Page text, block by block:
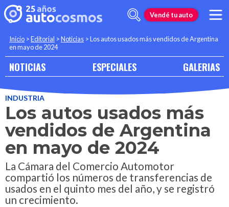
Vendé tu auto
Inicio >Editorial >Noticias >Los autos usados más vendidos de Argentina
en mayo de 2024
NOTICIAS ESPECIALES GALERIAS
INDUSTRIA
Los autos usados más
vendidos de Argentina
en mayo de 2024
La Cámara del Comercio Automotor
compartió los números de transferencias de
usados en el quinto mes del año, y se registró
un crecimiento.